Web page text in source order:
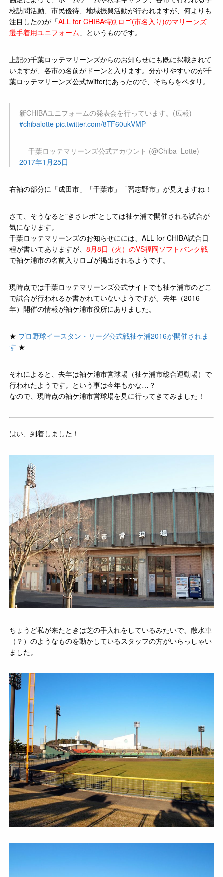
校訪問活動、市民優待、地域振興活動が行われますが、何よりも
注目したのが「ALL for CHIBA特別ロゴ(市名入り)のマリーンズ
選手着用ユニフォーム 」というものです。
上記の千葉ロッテマリーンズからのお知らせにも既に掲載されて
いますが、各市の名前がドーンと入ります。分かりやすいのが千
葉ロッテマリーンズ公式twitterにあったので、そちらをペタリ。
新CHIBAユニフォームの発表会を行っています。(広報)
#chibalotte pic.twitter.com/8TF60ukVMP
— 千葉ロッテマリーンズ公式アカウント (@Chiba_Lotte)
2017年1月25日
右袖の部分に「成田市」「千葉市」「習志野市」が見えますね！
さて、そうなると”きさレポ”としては袖ケ浦で開催される試合が
気になります。
千葉ロッテマリーンズのお知らせにには、ALL for CHIBA試合日
程が書いてありますが、8月8日（火）のVS福岡ソフトバンク戦
で袖ケ浦市の名前入りロゴが掲出されるようです。
現時点では千葉ロッテマリーンズ公式サイトでも袖ケ浦市のどこ
で試合が行われるか書かれていないようですが、去年（2016
年）開催の情報が袖ケ浦市役所にありました。
★ プロ野球イースタン・リーグ公式戦袖ケ浦2016が開催されま
す ★
それによると、去年は袖ケ浦市営球場（袖ケ浦市総合運動場）で
行われたようです。という事は今年もかな…？
なので、現時点の袖ケ浦市営球場を見に行ってきてみました！
はい、到着しました！
ちょうど私が来たときは芝の手入れをしているみたいで、散水車
（？）のようなものを動かしているスタッフの方がいらっしゃい
ました。